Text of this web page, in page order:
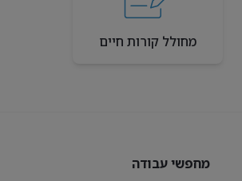
מחולל קורות חיים
מחפשי עבודה